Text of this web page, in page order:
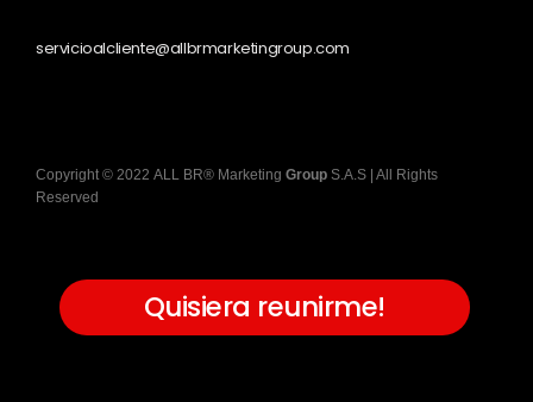
servicioalcliente@allbrmarketingroup.com
Copyright © 2022 ALL BR® Marketing Group S.A.S | All Rights
Reserved
Quisiera reunirme!